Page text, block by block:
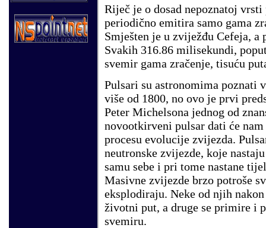
Riječ je o dosad nepoznatoj
periodično emitira samo gama
Smješten je u zviježđu Cefeja,
Svakih 316.86 milisekundi,
svemir gama zračenje, tisuću
Pulsari su astronomima poznati
više od 1800, no ovo je prvi
Peter Michelsona jednog od
novootkirveni pulsar dati će
procesu evolucije zvijezda.
neutronske zvijezde, koje
samu sebe i pri tome nastane
Masivne zvijezde brzo potroše
eksplodiraju. Neke od njih
životni put, a druge se primire i
svemiru.